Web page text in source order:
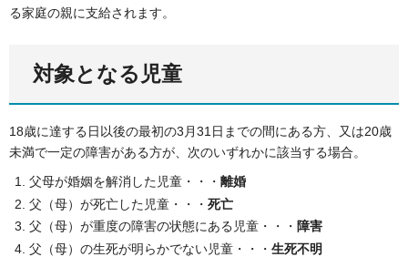
る家庭の親に支給されます。
対象となる児童
18歳に達する日以後の最初の3月31日までの間にある方、又は20歳
未満で一定の障害がある方が、次のいずれかに該当する場合。
父母が婚姻を解消した児童・・・ 離婚
父（母）が死亡した児童・・・ 死亡
父（母）が重度の障害の状態にある児童・・・ 障害
父（母）の生死が明らかでない児童・・・ 生死不明